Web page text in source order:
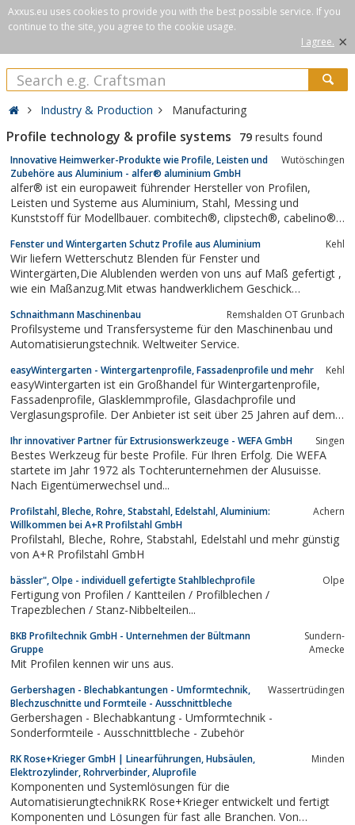
Axxus.eu uses cookies to provide you with the best possible service. If you
continue to the site, you agree to the cookie usage.
I agree. ×
Industry & Production Manufacturing
Profile technology & profile systems 79 results found
Innovative Heimwerker-Produkte wie Profile, Leisten und
Zubehöre aus Aluminium - alfer® aluminium GmbH
Wutöschingen
alfer® ist ein europaweit führender Hersteller von Profilen,
Leisten und Systeme aus Aluminium, Stahl, Messing und
Kunststoff für Modellbauer. combitech®, clipstech®, cabelino®,
Fenster und Wintergarten Schutz Profile aus Aluminium Kehl
Wir liefern Wetterschutz Blenden für Fenster und
Wintergärten,Die Alublenden werden von uns auf Maß gefertigt ,
wie ein Maßanzug.Mit etwas handwerklichem Geschick
Geld.Die Wetterschutzprofile schützen Ihre Fenster oder
Wintergarten dauerhaft vor Sonne und Regen. So...
Schnaithmann Maschinenbau Remshalden OT Grunbach
Profilsysteme und Transfersysteme für den Maschinenbau und
Automatisierungstechnik. Weltweiter Service.
easyWintergarten - Wintergartenprofile, Fassadenprofile und mehr Kehl
easyWintergarten ist ein Großhandel für Wintergartenprofile,
Fassadenprofile, Glasklemmprofile, Glasdachprofile und
Verglasungsprofile. Der Anbieter ist seit über 25 Jahren auf dem
Privathaushalte. Mit den richtigen Profilen möchte
easyWintergarten den Wintergartenbau oder den...
Ihr innovativer Partner für Extrusionswerkzeuge - WEFA GmbH Singen
Bestes Werkzeug für beste Profile. Für Ihren Erfolg. Die WEFA
startete im Jahr 1972 als Tochterunternehmen der Alusuisse.
Nach Eigentümerwechsel und...
Profilstahl, Bleche, Rohre, Stabstahl, Edelstahl, Aluminium:
Willkommen bei A+R Profilstahl GmbH
Achern
Profilstahl, Bleche, Rohre, Stabstahl, Edelstahl und mehr günstig
von A+R Profilstahl GmbH
bässler", Olpe - individuell gefertigte Stahlblechprofile Olpe
Fertigung von Profilen / Kantteilen / Profilblechen /
Trapezblechen / Stanz-Nibbelteilen...
BKB Profiltechnik GmbH - Unternehmen der Bültmann
Gruppe
Sundern-
Amecke
Mit Profilen kennen wir uns aus.
Gerbershagen - Blechabkantungen - Umformtechnik,
Blechzuschnitte und Formteile - Ausschnittbleche
Wassertrüdingen
Gerbershagen - Blechabkantung - Umformtechnik -
Sonderformteile - Ausschnittbleche - Zubehör
RK Rose+Krieger GmbH | Linearführungen, Hubsäulen,
Elektrozylinder, Rohrverbinder, Aluprofile
Minden
Komponenten und Systemlösungen für die
AutomatisierungtechnikRK Rose+Krieger entwickelt und fertigt
Komponenten und Lösungen für fast alle Branchen. Von